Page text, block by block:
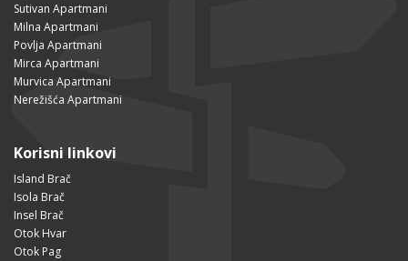
Sutivan Apartmani
Milna Apartmani
Povlja Apartmani
Mirca Apartmani
Murvica Apartmani
Nerežišća Apartmani
Korisni linkovi
Island Brač
Isola Brač
Insel Brač
Otok Hvar
Otok Pag